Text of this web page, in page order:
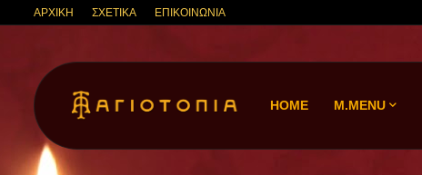
ΑΡΧΙΚΗ ΣΧΕΤΙΚΑ ΕΠΙΚΟΙΝΩΝΙΑ
HOME M.MENU